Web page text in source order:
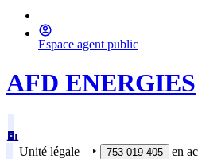
Espace agent public
AFD ENERGIES
Unité légale ‣ 753 019 405
en